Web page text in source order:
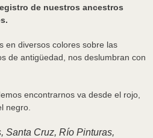
de nuestros ancestros
en diversos colores sobre las
de antigüedad, nos deslumbran con
encontrarnos va desde el rojo,
negro.
Santa Cruz, Río Pinturas,